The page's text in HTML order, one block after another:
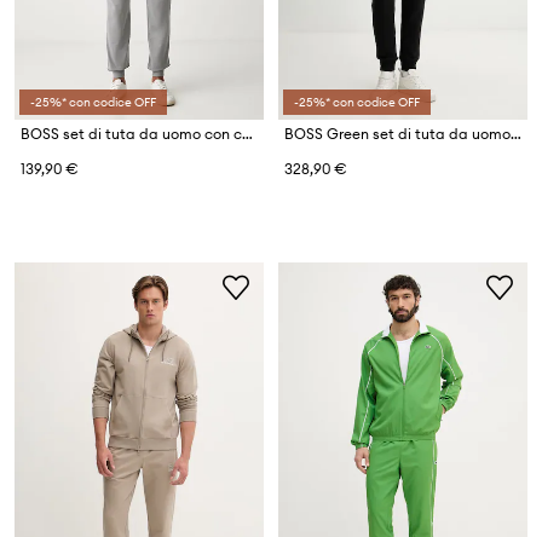
-25%* con codice OFF
BOSS set di tuta da uomo con cotone 365 Long Set
139,90 €
-25%* con codice OFF
BOSS Green set di tuta da uomo SW_Tracksuit Set
328,90 €